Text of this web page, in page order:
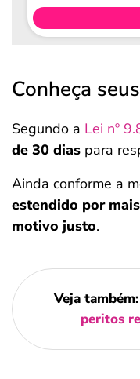
Conheça
Segundo a Lei nº
de 30 dias para
Ainda conforme a
estendido por
motivo justo.
Veja também:
peritos